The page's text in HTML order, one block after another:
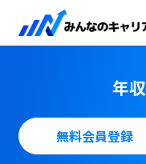
年
無料会員登録